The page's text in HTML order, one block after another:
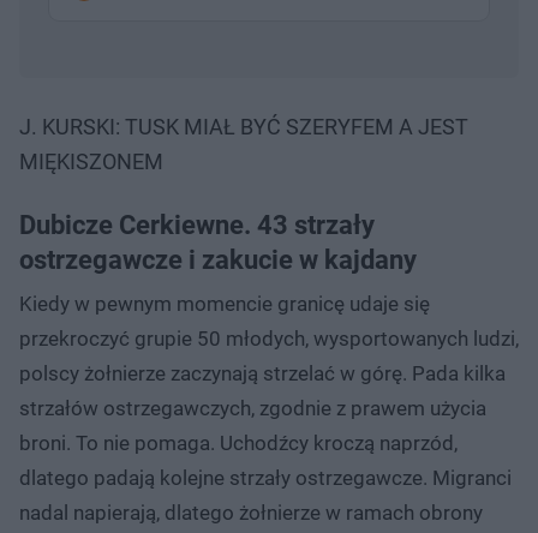
J. KURSKI: TUSK MIAŁ BYĆ SZERYFEM A JEST
MIĘKISZONEM
Dubicze Cerkiewne. 43 strzały
ostrzegawcze i zakucie w kajdany
Kiedy w pewnym momencie granicę udaje się
przekroczyć grupie 50 młodych, wysportowanych ludzi,
polscy żołnierze zaczynają strzelać w górę. Pada kilka
strzałów ostrzegawczych, zgodnie z prawem użycia
broni. To nie pomaga. Uchodźcy kroczą naprzód,
dlatego padają kolejne strzały ostrzegawcze. Migranci
nadal napierają, dlatego żołnierze w ramach obrony